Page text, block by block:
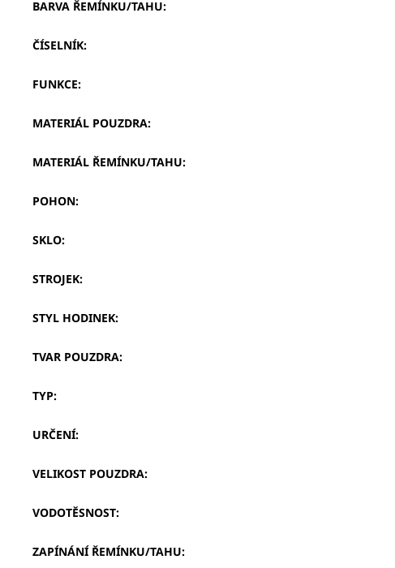
BARVA ŘEMÍNKU/TAHU:
ČÍSELNÍK:
FUNKCE:
MATERIÁL POUZDRA:
MATERIÁL ŘEMÍNKU/TAHU:
POHON:
SKLO:
STROJEK:
STYL HODINEK:
TVAR POUZDRA:
TYP:
URČENÍ:
VELIKOST POUZDRA:
VODOTĚSNOST:
ZAPÍNÁNÍ ŘEMÍNKU/TAHU: